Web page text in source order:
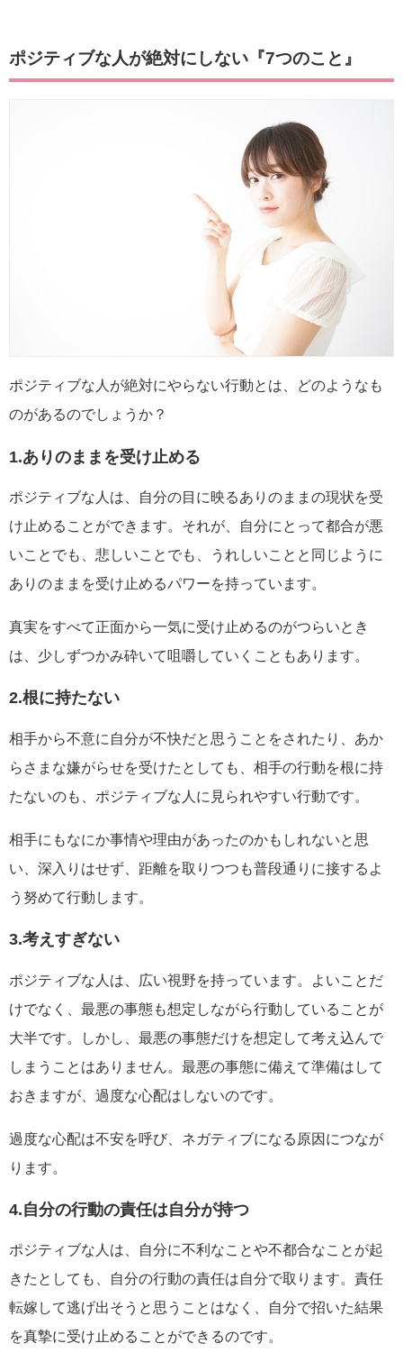
ポジティブな人が絶対にしない『7つのこと』
ポジティブな人が絶対にやらない行動とは、どのようなも
のがあるのでしょうか？
1.ありのままを受け止める
ポジティブな人は、自分の目に映るありのままの現状を受
け止めることができます。それが、自分にとって都合が悪
いことでも、悲しいことでも、うれしいことと同じように
ありのままを受け止めるパワーを持っています。
真実をすべて正面から一気に受け止めるのがつらいとき
は、少しずつかみ砕いて咀嚼していくこともあります。
2.根に持たない
相手から不意に自分が不快だと思うことをされたり、あか
らさまな嫌がらせを受けたとしても、相手の行動を根に持
たないのも、ポジティブな人に見られやすい行動です。
相手にもなにか事情や理由があったのかもしれないと思
い、深入りはせず、距離を取りつつも普段通りに接するよ
う努めて行動します。
3.考えすぎない
ポジティブな人は、広い視野を持っています。よいことだ
けでなく、最悪の事態も想定しながら行動していることが
大半です。しかし、最悪の事態だけを想定して考え込んで
しまうことはありません。最悪の事態に備えて準備はして
おきますが、過度な心配はしないのです。
過度な心配は不安を呼び、ネガティブになる原因につなが
ります。
4.自分の行動の責任は自分が持つ
ポジティブな人は、自分に不利なことや不都合なことが起
きたとしても、自分の行動の責任は自分で取ります。責任
転嫁して逃げ出そうと思うことはなく、自分で招いた結果
を真摯に受け止めることができるのです。